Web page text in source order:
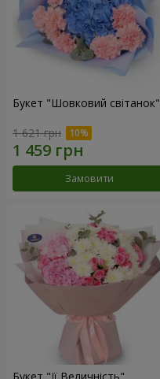
Букет "Шовковий світанок"
1 621 грн
Замовити